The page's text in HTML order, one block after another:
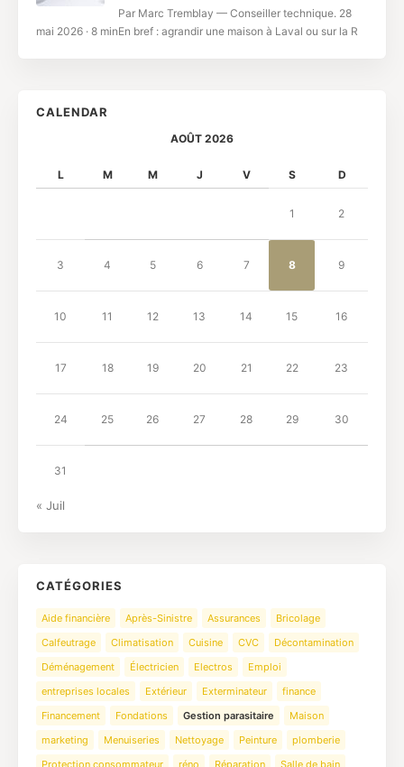
Par Marc Tremblay — Conseiller technique. 28
mai 2026 · 8 minEn bref : agrandir une maison à Laval ou sur la R
CALENDAR
AOÛT 2026
L M M J V S D
1 2
3 4 5 6 7 8 9
10 11 12 13 14 15 16
17 18 19 20 21 22 23
24 25 26 27 28 29 30
31
« Juil
CATÉGORIES
Aide financière Après-Sinistre Assurances
Bricolage
Calfeutrage
Climatisation Cuisine CVC
Décontamination
Déménagement
Électricien Electros
Emploi
entreprises locales
Extérieur Exterminateur
finance
Financement
Fondations Gestion parasitaire
Maison
marketing
Menuiseries Nettoyage Peinture
plomberie
Protection consommateur
réno Réparation Salle de bain